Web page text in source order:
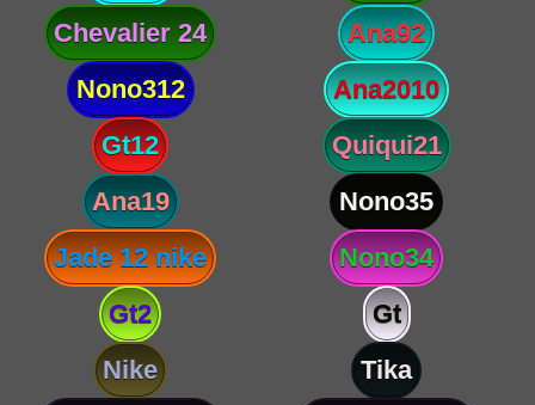
Chevalier 24
Ana92
Nono312
Ana2010
Gt12
Quiqui21
Ana19
Nono35
Jade 12 nike
Nono34
Gt2
Gt
Nike
Tika